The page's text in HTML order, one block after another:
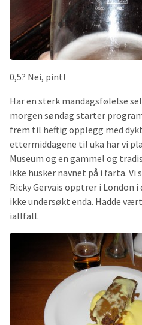
0,5? Nei, pint!
Har en sterk mandagsfølelse
morgen søndag starter
frem til heftig opplegg med
ettermiddagene til uka har vi
Museum og en gammel og
ikke husker navnet på i farta. Vi
Ricky Gervais opptrer i London i
ikke undersøkt enda. Hadde
iallfall.